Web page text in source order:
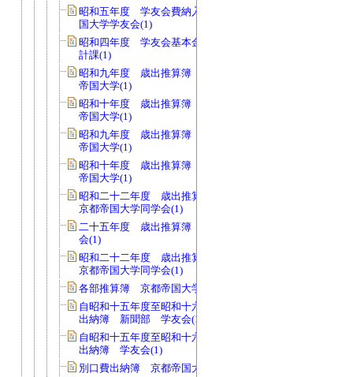
昭和五年度 学友会費納入簿 京都帝
国大学学友会(1)
昭和四年度 学友会基本金支出伺 会
計課(1)
昭和九年度 歳出推算簿 会費 京都
帝国大学(1)
昭和十年度 歳出推算簿 会費 京都
帝国大学(1)
昭和九年度 歳出推算簿 校費 京都
帝国大学(1)
昭和十年度 歳出推算簿 校費 京都
帝国大学(1)
昭和二十二年度 歳出推算簿 会費
京都帝国大学同学会(1)
二十五年度 歳出推算簿 会費 同学
会(1)
昭和二十二年度 歳出推算簿 校費
京都帝国大学同学会(1)
各部推算簿 京都帝国大学学友会(1)
自昭和十五年度至昭和十六年度 現金
出納簿 新聞部 学友会(1)
自昭和十五年度至昭和十六年度 現金
出納簿 学友会(1)
別口費出納簿 京都帝国大学学友会(1)